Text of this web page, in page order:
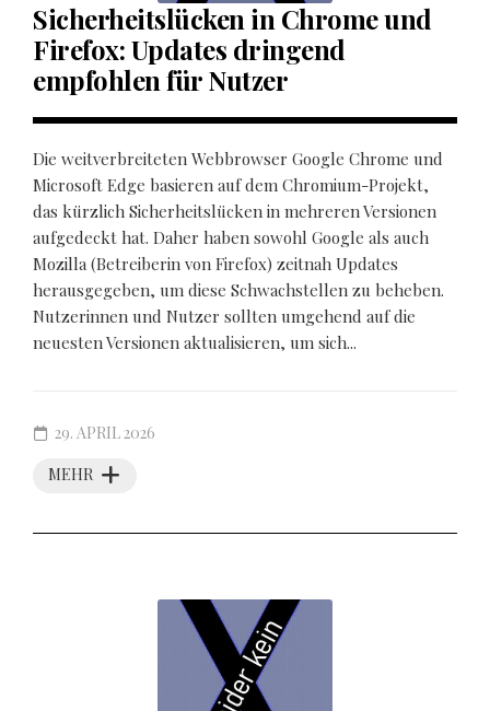
Sicherheitslücken in Chrome und
Firefox: Updates dringend
empfohlen für Nutzer
Die weitverbreiteten Webbrowser Google Chrome und
Microsoft Edge basieren auf dem Chromium-Projekt,
das kürzlich Sicherheitslücken in mehreren Versionen
aufgedeckt hat. Daher haben sowohl Google als auch
Mozilla (Betreiberin von Firefox) zeitnah Updates
herausgegeben, um diese Schwachstellen zu beheben.
Nutzerinnen und Nutzer sollten umgehend auf die
neuesten Versionen aktualisieren, um sich...
MEHR
29. APRIL 2026